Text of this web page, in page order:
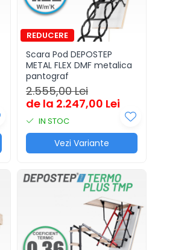
Scara Pod DEPOSTEP
METAL FLEX DMF metalica
pantograf
2.555,00 Lei
de la 2.247,00 Lei
IN STOC
Vezi Variante